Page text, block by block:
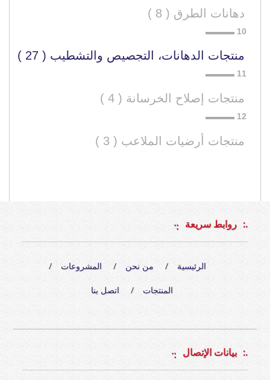
دهانات الطرق ( 8 )
منتجات الدهانات، التجصيص والتشطيب ( 27 )
منتجات إصلاح الخرسانة ( 4 )
منتجات أرضيات الملاعب ( 3 )
روابط سريعة
الرئيسية من نحن المشروعات
المنتجات اتصل بنا
بيانات الإتصال